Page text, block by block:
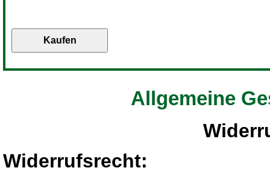
Allgemeine
Widerrufsrecht: